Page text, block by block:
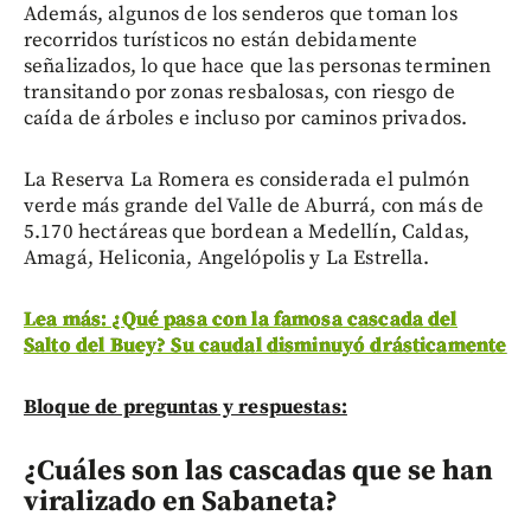
Además, algunos de los senderos que toman los
recorridos turísticos no están debidamente
señalizados, lo que hace que las personas terminen
transitando por zonas resbalosas, con riesgo de
caída de árboles e incluso por caminos privados.
La Reserva La Romera es considerada el pulmón
verde más grande del Valle de Aburrá, con más de
5.170 hectáreas que bordean a Medellín, Caldas,
Amagá, Heliconia, Angelópolis y La Estrella.
Lea más: ¿Qué pasa con la famosa cascada del
Salto del Buey? Su caudal disminuyó drásticamente
Bloque de preguntas y respuestas:
¿Cuáles son las cascadas que se han
viralizado en Sabaneta?